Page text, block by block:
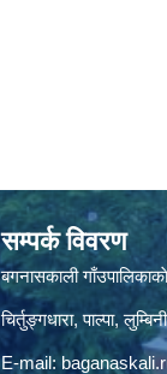
सम्पर्क विवरण
बगनासकाली
चिर्तुङ्गधारा, पाल्पा,
E-mail: